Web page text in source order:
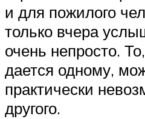
и для пожилого
только вчера
очень непросто.
дается одному,
практически
другого.